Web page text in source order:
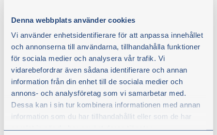
Denna webbplats använder cookies
Vi använder enhetsidentifierare för att anpassa innehållet
och annonserna till användarna, tillhandahålla funktioner
för sociala medier och analysera vår trafik. Vi
vidarebefordrar även sådana identifierare och annan
information från din enhet till de sociala medier och
annons- och analysföretag som vi samarbetar med.
Dessa kan i sin tur kombinera informationen med annan
information som du har tillhandahållit eller som de har
maailmassa tapahtuu.
Eurooppalaista laatua – paikallisia tuotteita saa
muualtakin kuin ruokakaupasta
Olsson Parts on erikoistunut traktoreiden ja
työkoneiden varaosiin ja varusteisiin. Toiminta
perustuu ruotsalaisiin arvoihin, kuten
luotettavuuteen, pitkäjänteisyyteen,
asiakaslähtöisyyteen ja konetuntemukseen. Tuotteita
käytetään koneissa, jotka muodostavat usein